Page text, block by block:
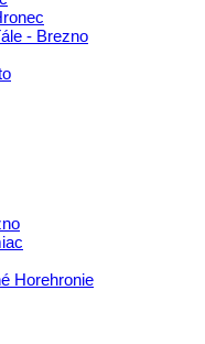
- Brezno
Horehronie